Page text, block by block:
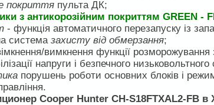
покриття пульта ДК;
з антикорозійним покриттям GREEN -
- функція автоматичного перезапуску із
системазахисту від обмерзання;
вимкнення функції розморожування
напруги і безпечного низьковольтного
порушень роботи основних блоків і
Cooper Hunter CH-S18FTXAL2-FB в